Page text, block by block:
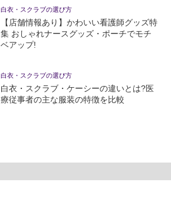
白衣・スクラブの選び方
【店舗情報あり】かわいい看護師グッズ特
集 おしゃれナースグッズ・ポーチでモチ
ベアップ!
白衣・スクラブの選び方
白衣・スクラブ・ケーシーの違いとは?医
療従事者の主な服装の特徴を比較